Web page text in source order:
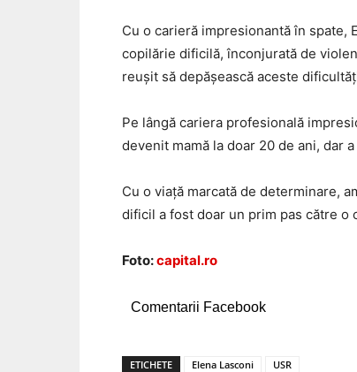
Cu o carieră impresionantă în spate,
copilărie dificilă, înconjurată de
reușit să depășească aceste
Pe lângă cariera profesională
devenit mamă la doar 20 de ani, dar
Cu o viață marcată de determinare,
dificil a fost doar un prim pas către o
Foto:capital.ro
Comentarii Facebook
ETICHETE Elena Lasconi USR